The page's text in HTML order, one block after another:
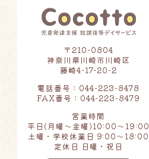
〒210-0804
神奈川県川崎市川崎区
藤崎4-17-20-2
電話番号：044-223-8478
FAX番号：044-223-8479
営業時間
平日(月曜～金曜)10:00～19:00
土曜・学校休業日 9:00～18:00
定休日 日曜・祝日